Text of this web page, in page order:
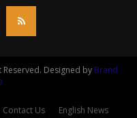
Reserved. Designed by Brand
Contact Us English News